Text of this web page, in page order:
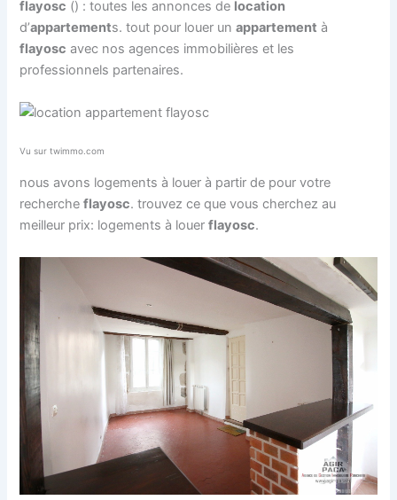
flayosc () : toutes les annonces de location
d’appartements. tout pour louer unappartement à
flayosc avec nos agences immobilières et les
professionnels partenaires.
Vu sur twimmo.com
nous avons logements à louer à partir de pour votre
rechercheflayosc. trouvez ce que vous cherchez au
meilleur prix: logements à louerflayosc.